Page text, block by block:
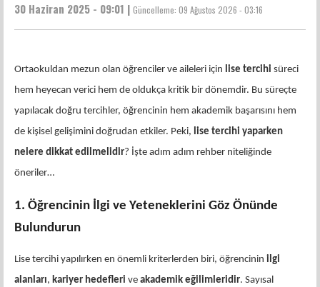
30 Haziran 2025 - 09:01 | Güncelleme: 09 Ağustos 2026 - 03:16
Ortaokuldan mezun olan öğrenciler ve aileleri için lise tercihi süreci
hem heyecan verici hem de oldukça kritik bir dönemdir. Bu süreçte
yapılacak doğru tercihler, öğrencinin hem akademik başarısını hem
de kişisel gelişimini doğrudan etkiler. Peki, lise tercihi yaparken
nelere dikkat edilmelidir? İşte adım adım rehber niteliğinde
öneriler…
1. Öğrencinin İlgi ve Yeteneklerini Göz Önünde
Bulundurun
Lise tercihi yapılırken en önemli kriterlerden biri, öğrencinin ilgi
alanları, kariyer hedefleri ve akademik eğilimleridir. Sayısal